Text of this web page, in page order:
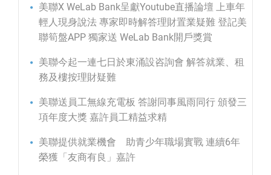
美聯X WeLab Bank呈獻Youtube直播論壇 上車年
輕人現身說法 專家即時解答理財置業疑難 登記美
聯筍盤APP 獨家送 WeLab Bank開戶獎賞
美聯今起一連七日於東涌設咨詢會 解答就業、租
務及樓按理財疑難
美聯送員工無線充電板 答謝同事風雨同行 頒發三
項年度大獎 嘉許員工精益求精
美聯提供就業機會 助青少年職場實戰 連續6年
榮獲「友商有良」嘉許